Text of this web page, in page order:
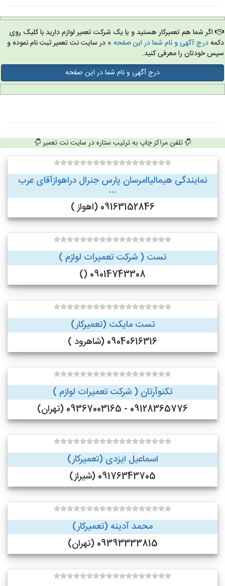
اگر شما هم تعمیرکار هستید و یا یک شرکت تعمیر لوازم دارید با کلیک روی
درج آگهی و نام شما در این صفحه» در سایت نت تعمیر ثبت نام نموده و
خودتان را معرفی کنید.
درج آگهی و نام شما در این صفحه
تلفن مراکز چاپ به ترتیب ستاره در سایت نت تعمیر
نمایندگی هیمالیاامرسان پارس جنرال دراهوازآقای عرب
...
09163152846 (اهواز )
تست ( شرکت تعمیرات لوازم )
09014743308 ()
تست مایکت (تعمیرکار)
09040616316 (شاهرود )
تکنوآرتان ( شرکت تعمیرات لوازم )
09128365776 - 09367003165 (تهران)
اسماعیل ایزدی (تعمیرکار)
09176343705 (شیراز)
محمد آدینه (تعمیرکار)
09393333815 (تهران)